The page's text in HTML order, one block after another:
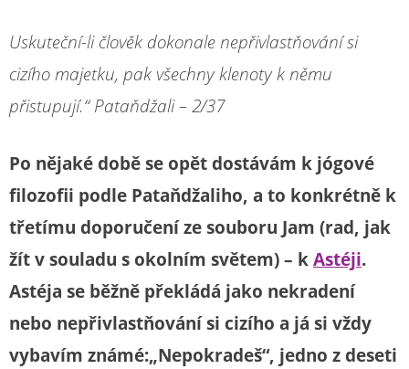
Uskuteční-li člověk dokonale nepřivlastňování si
cizího majetku, pak všechny klenoty k němu
přistupují.“ Pataňdžali – 2/37
Po nějaké době se opět dostávám k jógové
filozofii podle Pataňdžaliho, a to konkrétně k
třetímu doporučení ze souboru Jam (rad, jak
žít v souladu s okolním světem) – kAstéji.
Astéja se běžně překládá jako nekradení
nebo nepřivlastňování si cizího a já si vždy
vybavím známé:„Nepokradeš“, jedno z deseti